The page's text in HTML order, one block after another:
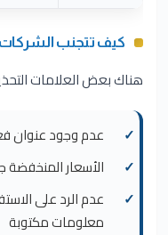
كيف تتجنب الشركات
هناك بعض العلامات
عدم وجود عنوان
الأسعار المنخفضة
عدم الرد على
معلومات مكتوبة